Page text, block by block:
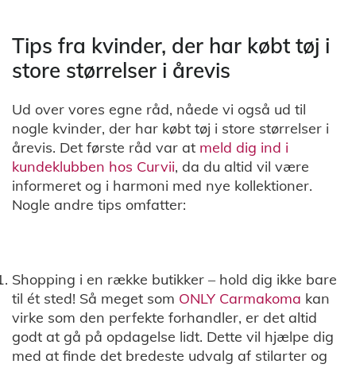
Tips fra kvinder, der har købt tøj i
store størrelser i årevis
Ud over vores egne råd, nåede vi også ud til
nogle kvinder, der har købt tøj i store størrelser i
årevis. Det første råd var at meld dig ind i
kundeklubben hos Curvii, da du altid vil være
informeret og i harmoni med nye kollektioner.
Nogle andre tips omfatter:
Shopping i en række butikker – hold dig ikke bare
til ét sted! Så meget som ONLY Carmakoma kan
virke som den perfekte forhandler, er det altid
godt at gå på opdagelse lidt. Dette vil hjælpe dig
med at finde det bredeste udvalg af stilarter og